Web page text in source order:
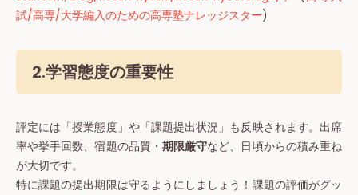
試/高専/大学編入のための高専塾ナレッジスター)
2.学習態度の重要性
評定には「授業態度」や「課題提出状況」も反映されます。出席
率や挙手回数、宿題の品質・ 期限厳守など、日頃からの積み重ね
が大切です。
特に課題の提出期限は守るようにしましょう！課題の評価がグッ